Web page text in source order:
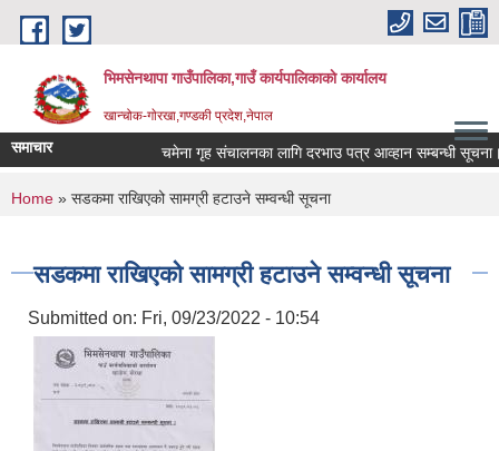
Skip to main content
भिमसेनथापा गाउँपालिका,गाउँ कार्यपालिकाकाे कार्यालय
खान्चोक-गाेरखा,गण्डकी प्रदेश,नेपाल
समाचार चमेना गृह संचालनका लागि दरभाउ पत्र आव्हान सम्बन्धी सूचना।
You are here
Home » सडकमा राखिएको सामग्री हटाउने सम्वन्धी सूचना
सडकमा राखिएको सामग्री हटाउने सम्वन्धी सूचना
Submitted on: Fri, 09/23/2022 - 10:54